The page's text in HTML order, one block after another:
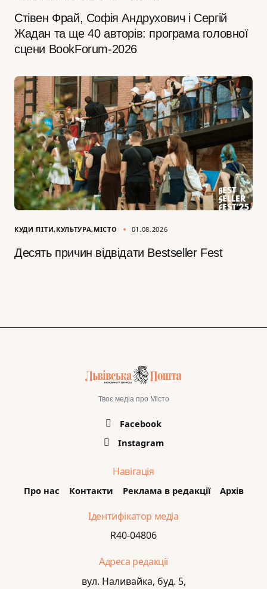
Стівен Фрай, Софія Андрухович і Сергій
Жадан та ще 40 авторів: програма головної
сцени BookForum-2026
КУДИ ПІТИ КУЛЬТУРА МІСТО 01.08.2026
Десять причин відвідати Bestseller Fest
Твоє медіа про Місто
Facebook
Instagram
Навігація
Про нас Контакти Реклама в редакції Архів
Ідентифікатор медіа
R40-04806
Адреса редакції
вул. Наливайка, буд. 5,